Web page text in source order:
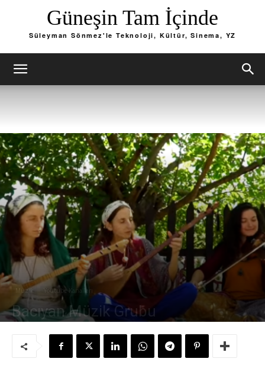
Güneşin Tam İçinde
Süleyman Sönmez'le Teknoloji, Kültür, Sinema, YZ
Müzik Youtube Kanalları
Bacıyan Müzik Grubu